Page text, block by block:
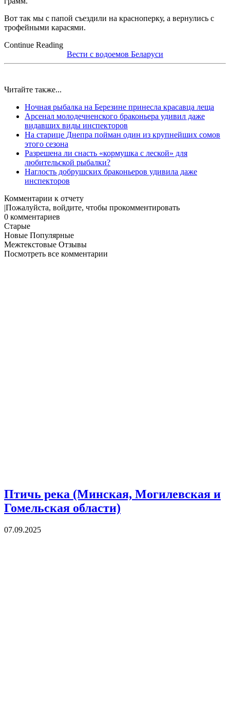
Вот так мы с папой съездили на красноперку, а вернулись с
трофейными карасями.
Continue Reading
Вести с водоемов Беларуси
Читайте также...
Ночная рыбалка на Березине принесла красавца леща
Арсенал молодечненского браконьера удивил даже
видавших виды инспекторов
На старице Днепра пойман один из крупнейших сомов
этого сезона
Разрешена ли снасть «кормушка с леской» для
любительской рыбалки?
Наглость добрушских браконьеров удивила даже
инспекторов
Комментарии к отчету
Пожалуйста, войдите, чтобы прокомментировать
0 комментариев
Старые
Новые Популярные
Межтекстовые Отзывы
Посмотреть все комментарии
Птичь река (Минская, Могилевская и
Гомельская области)
07.09.2025